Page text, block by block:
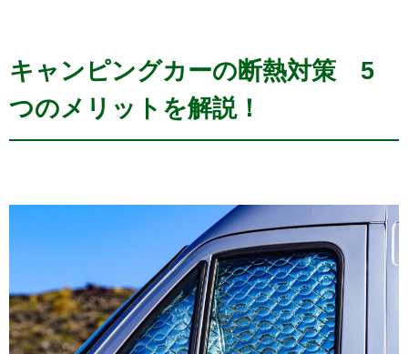
キャンピングカーの断熱対策 5
つのメリットを解説！